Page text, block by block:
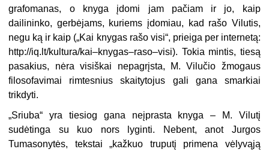
grafomanas, o knyga įdomi jam pačiam ir jo, kaip
dailininko, gerbėjams, kuriems įdomiau, kad rašo Vilutis,
negu ką ir kaip („Kai knygas rašo visi“, prieiga per internetą:
http://iq.lt/kultura/kai–knygas–raso–visi). Tokia mintis, tiesą
pasakius, nėra visiškai nepagrįsta, M. Vilučio žmogaus
filosofavimai rimtesnius skaitytojus gali gana smarkiai
trikdyti.
„Sriuba“ yra tiesiog gana neįprasta knyga – M. Vilutį
sudėtinga su kuo nors lyginti. Nebent, anot Jurgos
Tumasonytės, tekstai „kažkuo truputį primena vėlyvąją